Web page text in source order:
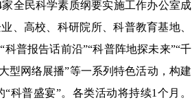
全民科学素质纲要实施工作办公室成
、高校、科研院所、科普教育基地、
普报告话前沿”“科普阵地探未来”“千
型网络展播”等一系列特色活动，构建
科普盛宴”。各类活动将持续1个月。